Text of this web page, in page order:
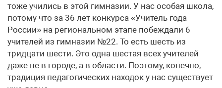
тоже учились в этой гимназии. У нас особая школа,
потому что за 36 лет конкурса «Учитель года
России» на региональном этапе побеждали 6
учителей из гимназии №22. То есть шесть из
тридцати шести. Это одна шестая всех учителей
даже не в городе, а в области. Поэтому, конечно,
традиция педагогических находок у нас существует